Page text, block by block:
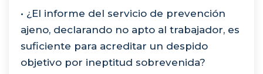
• ¿El informe del servicio de prevención
ajeno, declarando no apto al trabajador, es
suficiente para acreditar un despido
objetivo por ineptitud sobrevenida?